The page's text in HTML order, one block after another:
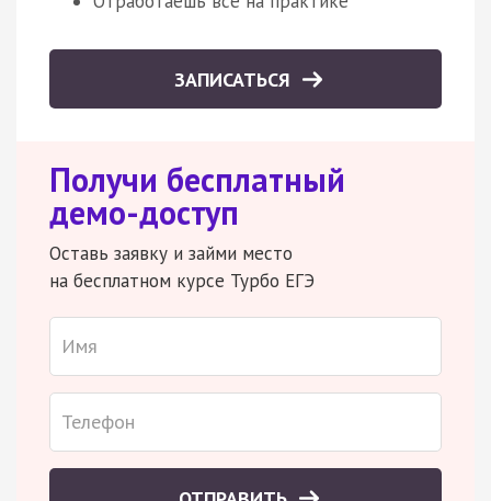
ЗАПИСАТЬСЯ
Получи бесплатный
демо-доступ
Оставь заявку и займи место
на бесплатном курсе Турбо ЕГЭ